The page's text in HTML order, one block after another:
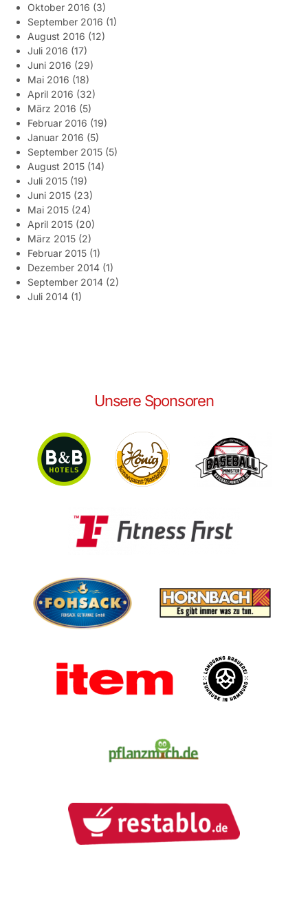
Oktober 2016 (3)
September 2016 (1)
August 2016 (12)
Juli 2016 (17)
Juni 2016 (29)
Mai 2016 (18)
April 2016 (32)
März 2016 (5)
Februar 2016 (19)
Januar 2016 (5)
September 2015 (5)
August 2015 (14)
Juli 2015 (19)
Juni 2015 (23)
Mai 2015 (24)
April 2015 (20)
März 2015 (2)
Februar 2015 (1)
Dezember 2014 (1)
September 2014 (2)
Juli 2014 (1)
Unsere Sponsoren